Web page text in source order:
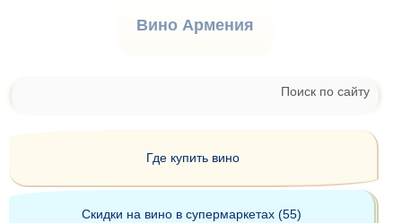
Вино Армения
Поиск по сайту
Где купить вино
Скидки на вино в супермаркетах (55)